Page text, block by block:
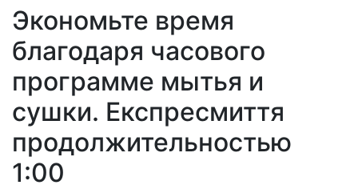
Экономьте время
благодаря часового
программе мытья и
сушки. Експресмиття
продолжительностью
1:00